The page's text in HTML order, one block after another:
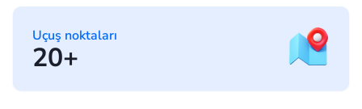
Uçuş noktaları
20+